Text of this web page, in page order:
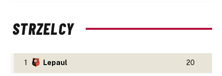
STRZELCY
1 Lepaul 20